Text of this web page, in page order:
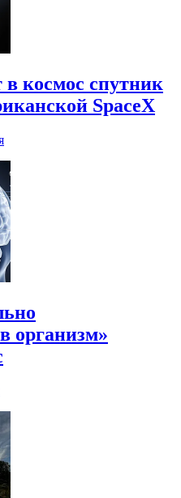
космос спутник
SpaceX
организм»